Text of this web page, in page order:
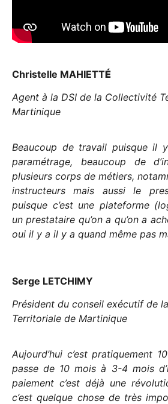
Christelle MAHIETTÉ
Agent à la DSI de la Collectivité
Martinique
Beaucoup de travail puisque il
paramétrage, beaucoup de
plusieurs corps de métiers,
instructeurs mais aussi le
puisque c’est une plateforme
un prestataire qu’on a qu’on a
oui il y a il y a quand même pas
Serge LETCHIMY
Président du conseil exécutif de
Territoriale de Martinique
Aujourd’hui c’est pratiquement
passe de 10 mois à 3-4 mois
paiement c’est déjà une
c’est quelque chose de très